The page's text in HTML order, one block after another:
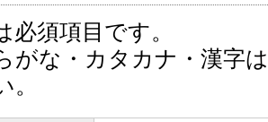
必須項目です。
がな・カタカナ・漢字
。